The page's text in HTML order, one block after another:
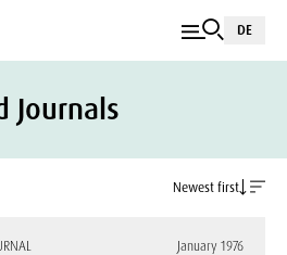
DE
Journals
Newest first
January 1976